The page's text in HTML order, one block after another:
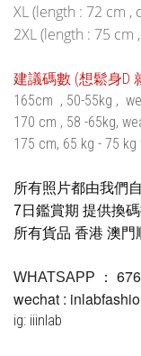
XL (length : 72 cm ,
2XL (length : 75 cm
建議碼數 (想鬆身D
165cm , 50-55kg ,
170 cm , 58 -65kg,
175 cm, 65 kg - 75 kg
所有照片都由我們
7日鑑賞期 提供換
所有貨品 香港 澳門
WHATSAPP ：
wechat :
ig: iiinlab